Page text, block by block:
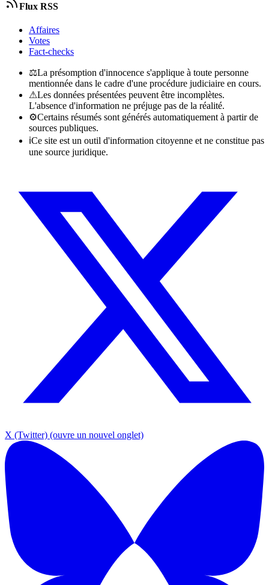
Flux RSS
Affaires
Votes
Fact-checks
⚖La présomption d'innocence s'applique à toute personne
mentionnée dans le cadre d'une procédure judiciaire en cours.
⚠Les données présentées peuvent être incomplètes.
L'absence d'information ne préjuge pas de la réalité.
⚙Certains résumés sont générés automatiquement à partir de
sources publiques.
ℹCe site est un outil d'information citoyenne et ne constitue pas
une source juridique.
X (Twitter) (ouvre un nouvel onglet)